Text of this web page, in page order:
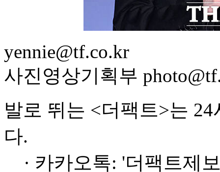
yennie@tf.co.kr
사진영상기획부
발로 뛰는 <더팩트>는
다.
· 카카오톡: '더팩트제